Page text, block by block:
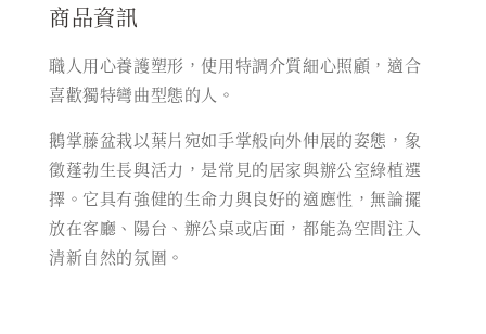
商品資訊
職人用心養護塑形，︁使用特調介質細心照顧，︁適合
喜歡獨特彎曲型態的人。
鵝掌藤盆栽以葉片宛如手掌般向外伸展的姿態，象
徵蓬勃生長與活力，是常見的居家與辦公室綠植選
擇。它具有強健的生命力與良好的適應性，無論擺
放在客廳、陽台、辦公桌或店面，都能為空間注入
清新自然的氛圍。